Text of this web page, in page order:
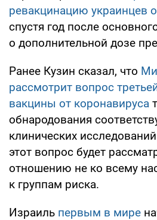
ревакцинацию украинцев
спустя год после
о дополнительной дозе
Ранее Кузин сказал, что
рассмотрит вопрос
вакцины от коронавируса
обнародования
клинических
этот вопрос будет
отношению не ко всему
к группам риска.
Израиль первым в мире